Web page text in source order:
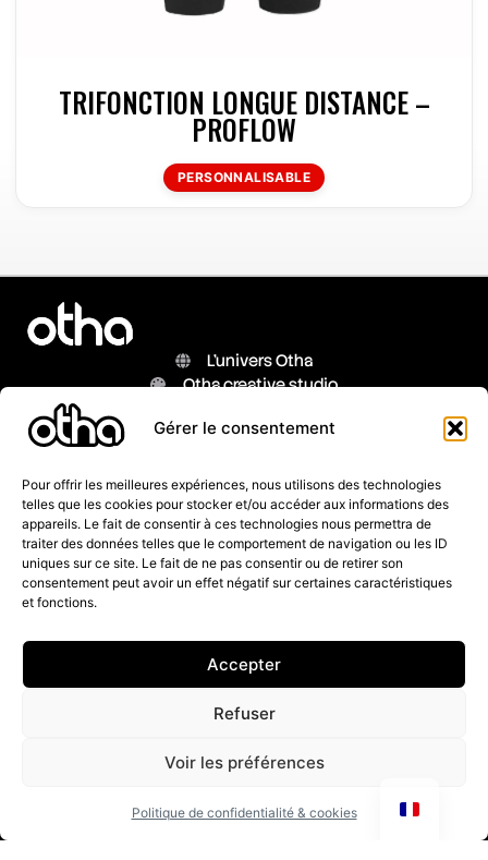
Gérer le consentement
Pour offrir les meilleures expériences, nous utilisons des technologies
telles que les cookies pour stocker et/ou accéder aux informations des
appareils. Le fait de consentir à ces technologies nous permettra de
traiter des données telles que le comportement de navigation ou les ID
uniques sur ce site. Le fait de ne pas consentir ou de retirer son
consentement peut avoir un effet négatif sur certaines caractéristiques
et fonctions.
Accepter
Refuser
Voir les préférences
Politique de confidentialité & cookies
TRIFONCTION LONGUE DISTANCE –
PROFLOW
PERSONNALISABLE
L'univers Otha
Otha creative studio
Contactez-nous
Mentions légales
Conditions générales de vente
REJOINS LA COMMUNEAUTÉ OTHA